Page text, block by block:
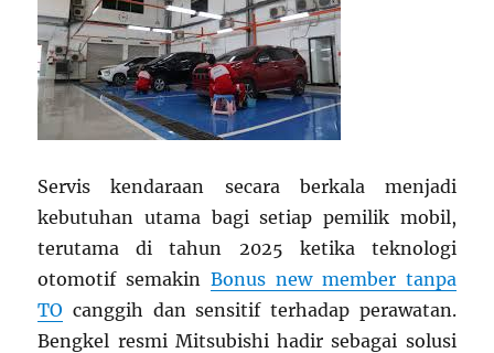
Servis kendaraan secara berkala menjadi
kebutuhan utama bagi setiap pemilik mobil,
terutama di tahun 2025 ketika teknologi
otomotif semakinBonus new member tanpa
TO canggih dan sensitif terhadap perawatan.
Bengkel resmi Mitsubishi hadir sebagai solusi